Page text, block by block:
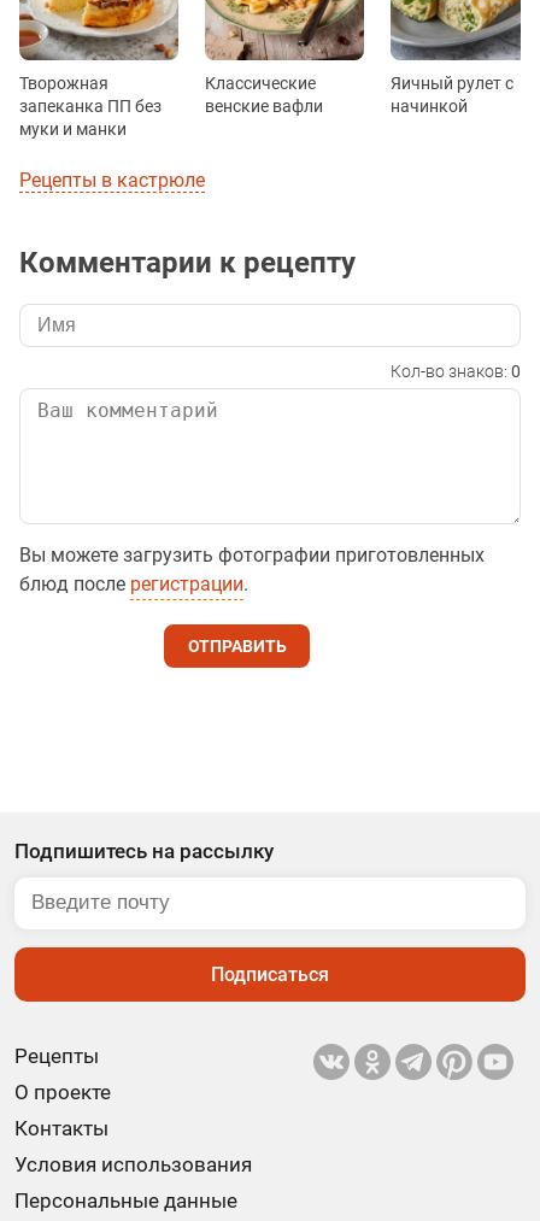
Творожная
запеканка ПП без
муки и манки
Классические
венские вафли
Яичный рулет с
начинкой
Рецепты в кастрюле
Комментарии к рецепту
Кол-во знаков: 0
Вы можете загрузить фотографии приготовленных
блюд после регистрации.
ОТПРАВИТЬ
Рецепты
О проекте
Контакты
Условия использования
Персональные данные
Подпишитесь на рассылку
Подписаться